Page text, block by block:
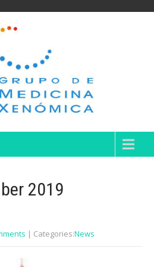
2019
| Categories:News